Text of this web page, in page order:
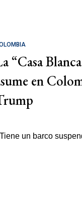
“Casa
en